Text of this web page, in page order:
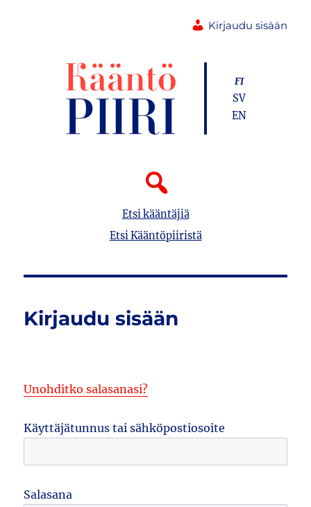
Kirjaudu sisään
Etsi kääntäjiä
Etsi Kääntöpiiristä
FI
SV
EN
Kirjaudu sisään
Unohditko salasanasi?
Käyttäjätunnus tai sähköpostiosoite
Salasana